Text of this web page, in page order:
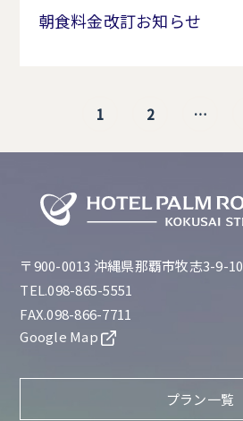
朝食料金改訂お知らせ
1 2 …
〒900-0013 沖縄県那覇市牧志3-9-10
TEL.098-865-5551
FAX.098-866-7711
Google Map
プラン一覧